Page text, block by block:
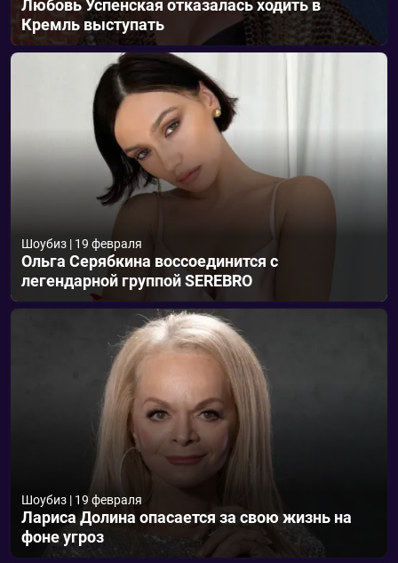
Любовь Успенская отказалась ходить в
Кремль выступать
Шоубиз | 19 февраля
Ольга Серябкина воссоединится с
легендарной группой SEREBRO
Шоубиз | 19 февраля
Лариса Долина опасается за свою жизнь на
фоне угроз